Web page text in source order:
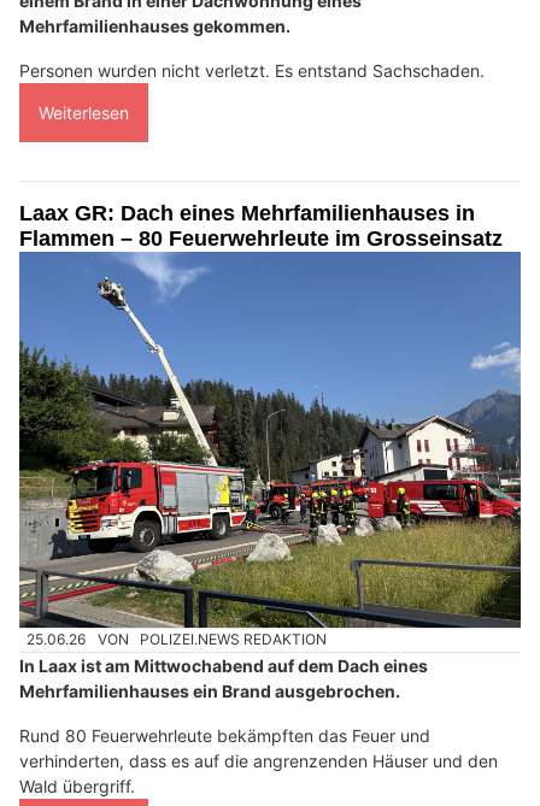
Mehrfamilienhauses gekommen.
Personen wurden nicht verletzt. Es entstand Sachschaden.
Weiterlesen
Laax GR: Dach eines Mehrfamilienhauses in
Flammen – 80 Feuerwehrleute im Grosseinsatz
25.06.26 VON POLIZEI.NEWS REDAKTION
In Laax ist am Mittwochabend auf dem Dach eines
Mehrfamilienhauses ein Brand ausgebrochen.
Rund 80 Feuerwehrleute bekämpften das Feuer und
verhinderten, dass es auf die angrenzenden Häuser und den
Wald übergriff.